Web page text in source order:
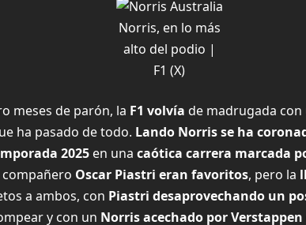
Norris, en lo más
alto del podio |
F1 (X)
meses de parón, la F1 volvía de madrugada con
ha pasado de todo. Lando Norris se ha
2025en una caótica carrera marcada
Oscar Piastri eran favoritos, pero la
a ambos, con Piastri desaprovechando un
y con un Norris acechado por Verstappen